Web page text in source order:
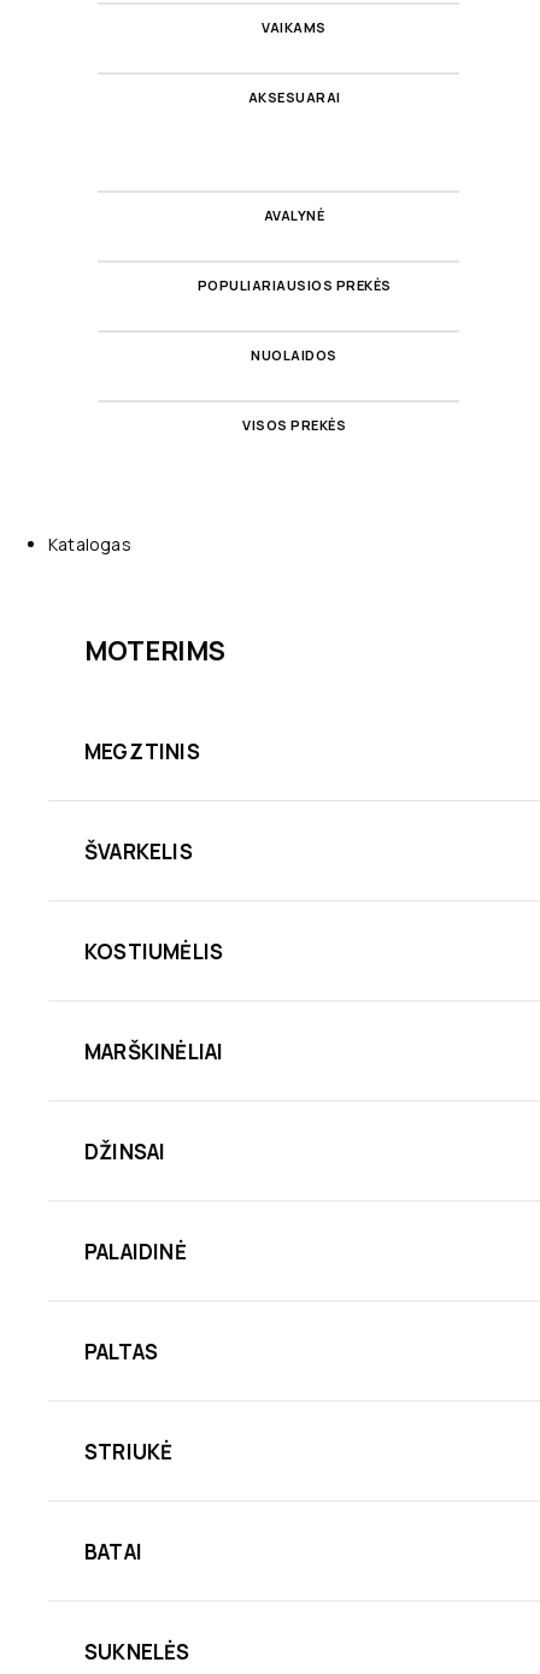
VAIKAMS
AKSESUARAI
AVALYNĖ
POPULIARIAUSIOS PREKĖS
NUOLAIDOS
VISOS PREKĖS
Katalogas
MOTERIMS
MEGZTINIS
ŠVARKELIS
KOSTIUMĖLIS
MARŠKINĖLIAI
DŽINSAI
PALAIDINĖ
PALTAS
STRIUKĖ
BATAI
SUKNELĖS